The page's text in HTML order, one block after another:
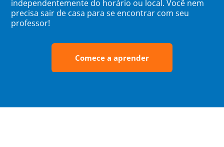
independentemente do horário ou local. Você nem
precisa sair de casa para se encontrar com seu
professor!
Comece a aprender